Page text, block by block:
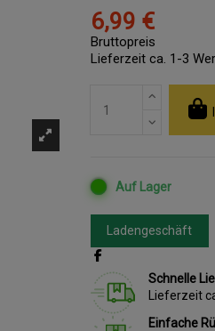
6,99 €
Bruttopreis
Lieferzeit ca. 1-3
Auf Lager
Ladengeschäft
Schnelle
Lieferzeit
Einfache